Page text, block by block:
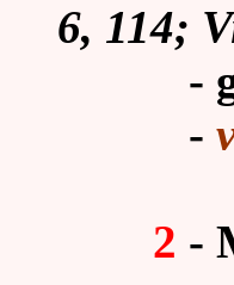
6, 114;
- gr.
-
2 -